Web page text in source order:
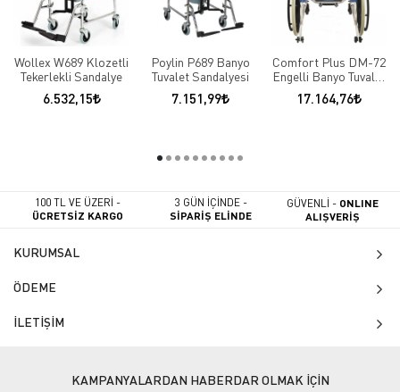
Wollex W689 Klozetli
Tekerlekli Sandalye
6.532,15
Poylin P689 Banyo
Tuvalet Sandalyesi
7.151,99
Comfort Plus DM-72
Engelli Banyo Tuvalet
Sandalyesi
17.164,76
100 TL VE ÜZERİ -
ÜCRETSİZ KARGO
3 GÜN İÇİNDE -
SİPARİŞ ELİNDE
GÜVENLİ - ONLINE
ALIŞVERİŞ
KURUMSAL
ÖDEME
İLETİŞİM
KAMPANYALARDAN HABERDAR OLMAK İÇİN